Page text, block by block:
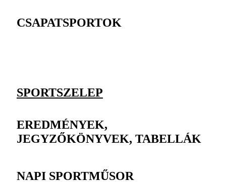
CSAPATSPORTOK
SPORTSZELEP
EREDMÉNYEK,
JEGYZŐKÖNYVEK, TABELLÁK
NAPI SPORTMŰSOR